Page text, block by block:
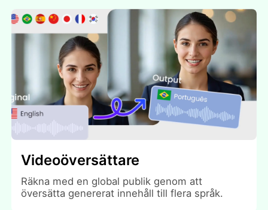
Videoöversättare
Räkna med en global publik genom att
översätta genererat innehåll till flera språk.